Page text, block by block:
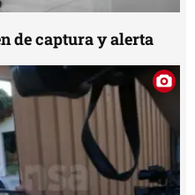
de captura y alerta